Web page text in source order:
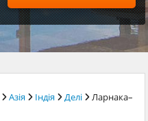
Азія Індія Делі
Ларнака–